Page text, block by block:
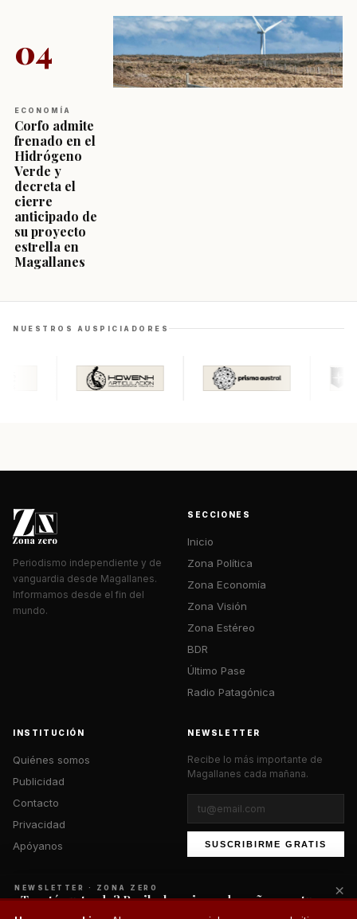
04
ECONOMÍA
Corfo admite
frenado en el
Hidrógeno
Verde y
decreta el
cierre
anticipado de
su proyecto
estrella en
Magallanes
NUESTROS AUSPICIADORES
Periodismo independiente y de
vanguardia desde Magallanes.
Informamos desde el fin del
mundo.
SECCIONES
Inicio
Zona Política
Zona Economía
Zona Visión
Zona Estéreo
BDR
Último Pase
Radio Patagónica
INSTITUCIÓN
Quiénes somos
Publicidad
Contacto
Privacidad
Apóyanos
NEWSLETTER
Recibe lo más importante de
Magallanes cada mañana.
SUSCRIBIRME GRATIS
© 2026 Zona Zero Media. Todos los derechos reservados.
NEWSLETTER · ZONA ZERO
¿Te está gustando? Recibe lo mejor cada mañana en tu
correo.
×